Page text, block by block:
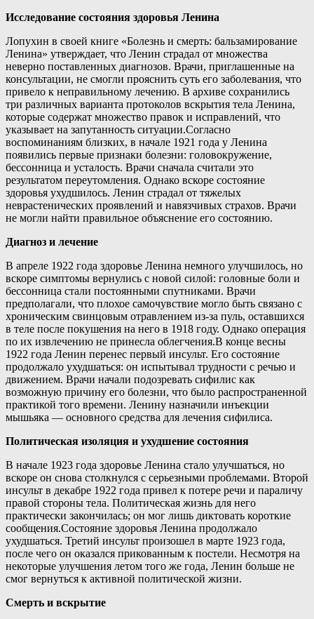
Исследование состояния здоровья Ленина
Лопухин в своей книге «Болезнь и смерть: бальзамирование
Ленина» утверждает, что Ленин страдал от множества
неверно поставленных диагнозов. Врачи, приглашенные на
консультации, не смогли прояснить суть его заболевания, что
привело к неправильному лечению. В архиве сохранились
три различных варианта протоколов вскрытия тела Ленина,
которые содержат множество правок и исправлений, что
указывает на запутанность ситуации.Согласно
воспоминаниям близких, в начале 1921 года у Ленина
появились первые признаки болезни: головокружение,
бессонница и усталость. Врачи сначала считали это
результатом переутомления. Однако вскоре состояние
здоровья ухудшилось. Ленин страдал от тяжелых
неврастенических проявлений и навязчивых страхов. Врачи
не могли найти правильное объяснение его состоянию.
Диагноз и лечение
В апреле 1922 года здоровье Ленина немного улучшилось, но
вскоре симптомы вернулись с новой силой: головные боли и
бессонница стали постоянными спутниками. Врачи
предполагали, что плохое самочувствие могло быть связано с
хроническим свинцовым отравлением из-за пуль, оставшихся
в теле после покушения на него в 1918 году. Однако операция
по их извлечению не принесла облегчения.В конце весны
1922 года Ленин перенес первый инсульт. Его состояние
продолжало ухудшаться: он испытывал трудности с речью и
движением. Врачи начали подозревать сифилис как
возможную причину его болезни, что было распространенной
практикой того времени. Ленину назначили инъекции
мышьяка — основного средства для лечения сифилиса.
Политическая изоляция и ухудшение состояния
В начале 1923 года здоровье Ленина стало улучшаться, но
вскоре он снова столкнулся с серьезными проблемами. Второй
инсульт в декабре 1922 года привел к потере речи и параличу
правой стороны тела. Политическая жизнь для него
практически закончилась; он мог лишь диктовать короткие
сообщения.Состояние здоровья Ленина продолжало
ухудшаться. Третий инсульт произошел в марте 1923 года,
после чего он оказался прикованным к постели. Несмотря на
некоторые улучшения летом того же года, Ленин больше не
смог вернуться к активной политической жизни.
Смерть и вскрытие